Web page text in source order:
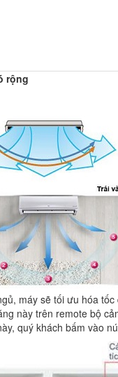
rộng
máy sẽ tối ưu hóa
này trên remote bộ
quý khách bấm vào